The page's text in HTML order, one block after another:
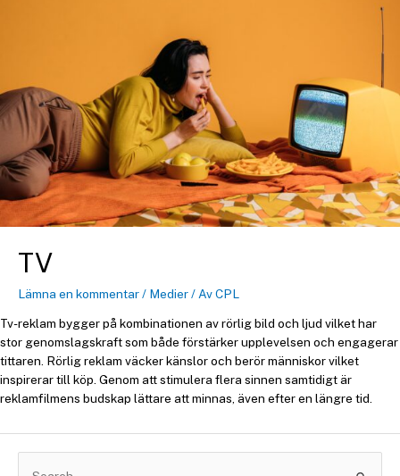
TV
Lämna en kommentar/ Medier/ AvCPL
Tv-reklam bygger på kombinationen av rörlig bild och ljud vilket har
stor genomslagskraft som både förstärker upplevelsen och engagerar
tittaren. Rörlig reklam väcker känslor och berör människor vilket
inspirerar till köp. Genom att stimulera flera sinnen samtidigt är
reklamfilmens budskap lättare att minnas, även efter en längre tid.